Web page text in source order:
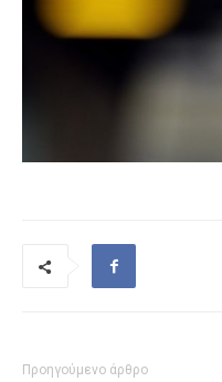
Προηγούμενο άρθρο